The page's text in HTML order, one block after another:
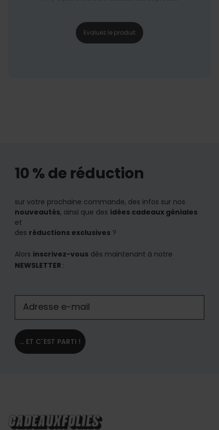
Evaluez le produit
10 % de réduction
sur votre prochaine commande, des infos sur nos
nouveautés, ainsi que des idées cadeaux géniales
et
des réductions exclusives ?
Alors inscrivez-vous dès maintenant à notre
NEWSLETTER :
... ET C´EST PARTI !